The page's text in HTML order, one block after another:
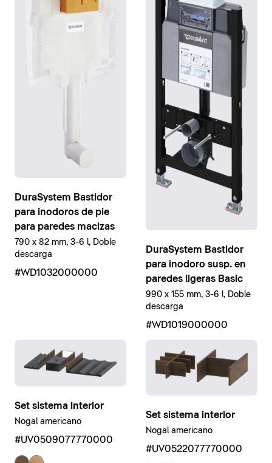
DuraSystem Bastidor
para inodoros de pie
para paredes macizas
790 x 82 mm, 3-6 l, Doble
descarga
#WD1032000000
DuraSystem Bastidor
para inodoro susp. en
paredes ligeras Basic
990 x 155 mm, 3-6 l, Doble
descarga
#WD1019000000
Set sistema interior
Nogal americano
#UV0509077770000
Set sistema interior
Nogal americano
#UV0522077770000